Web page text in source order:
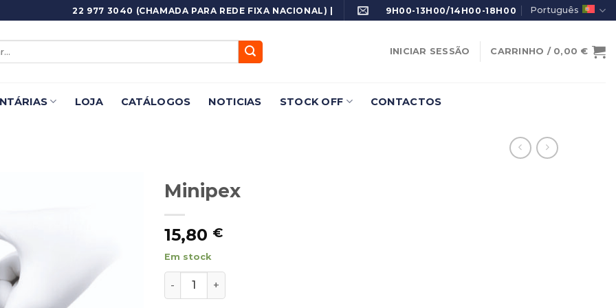
22 977 3040 (CHAMADA PARA REDE FIXA NACIONAL) | 9H00-13H00/14H00-18H00 Português
INICIAR SESSÃO CARRINHO / 0,00 €
LOJA CATÁLOGOS NOTICIAS STOCK OFF CONTACTOS
Minipex
15,80 €
Em stock
Quantidade de Minipex